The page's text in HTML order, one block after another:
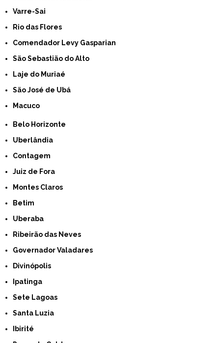
Varre-Sai
Rio das Flores
Comendador Levy Gasparian
São Sebastião do Alto
Laje do Muriaé
São José de Ubá
Macuco
Belo Horizonte
Uberlândia
Contagem
Juiz de Fora
Montes Claros
Betim
Uberaba
Ribeirão das Neves
Governador Valadares
Divinópolis
Ipatinga
Sete Lagoas
Santa Luzia
Ibirité